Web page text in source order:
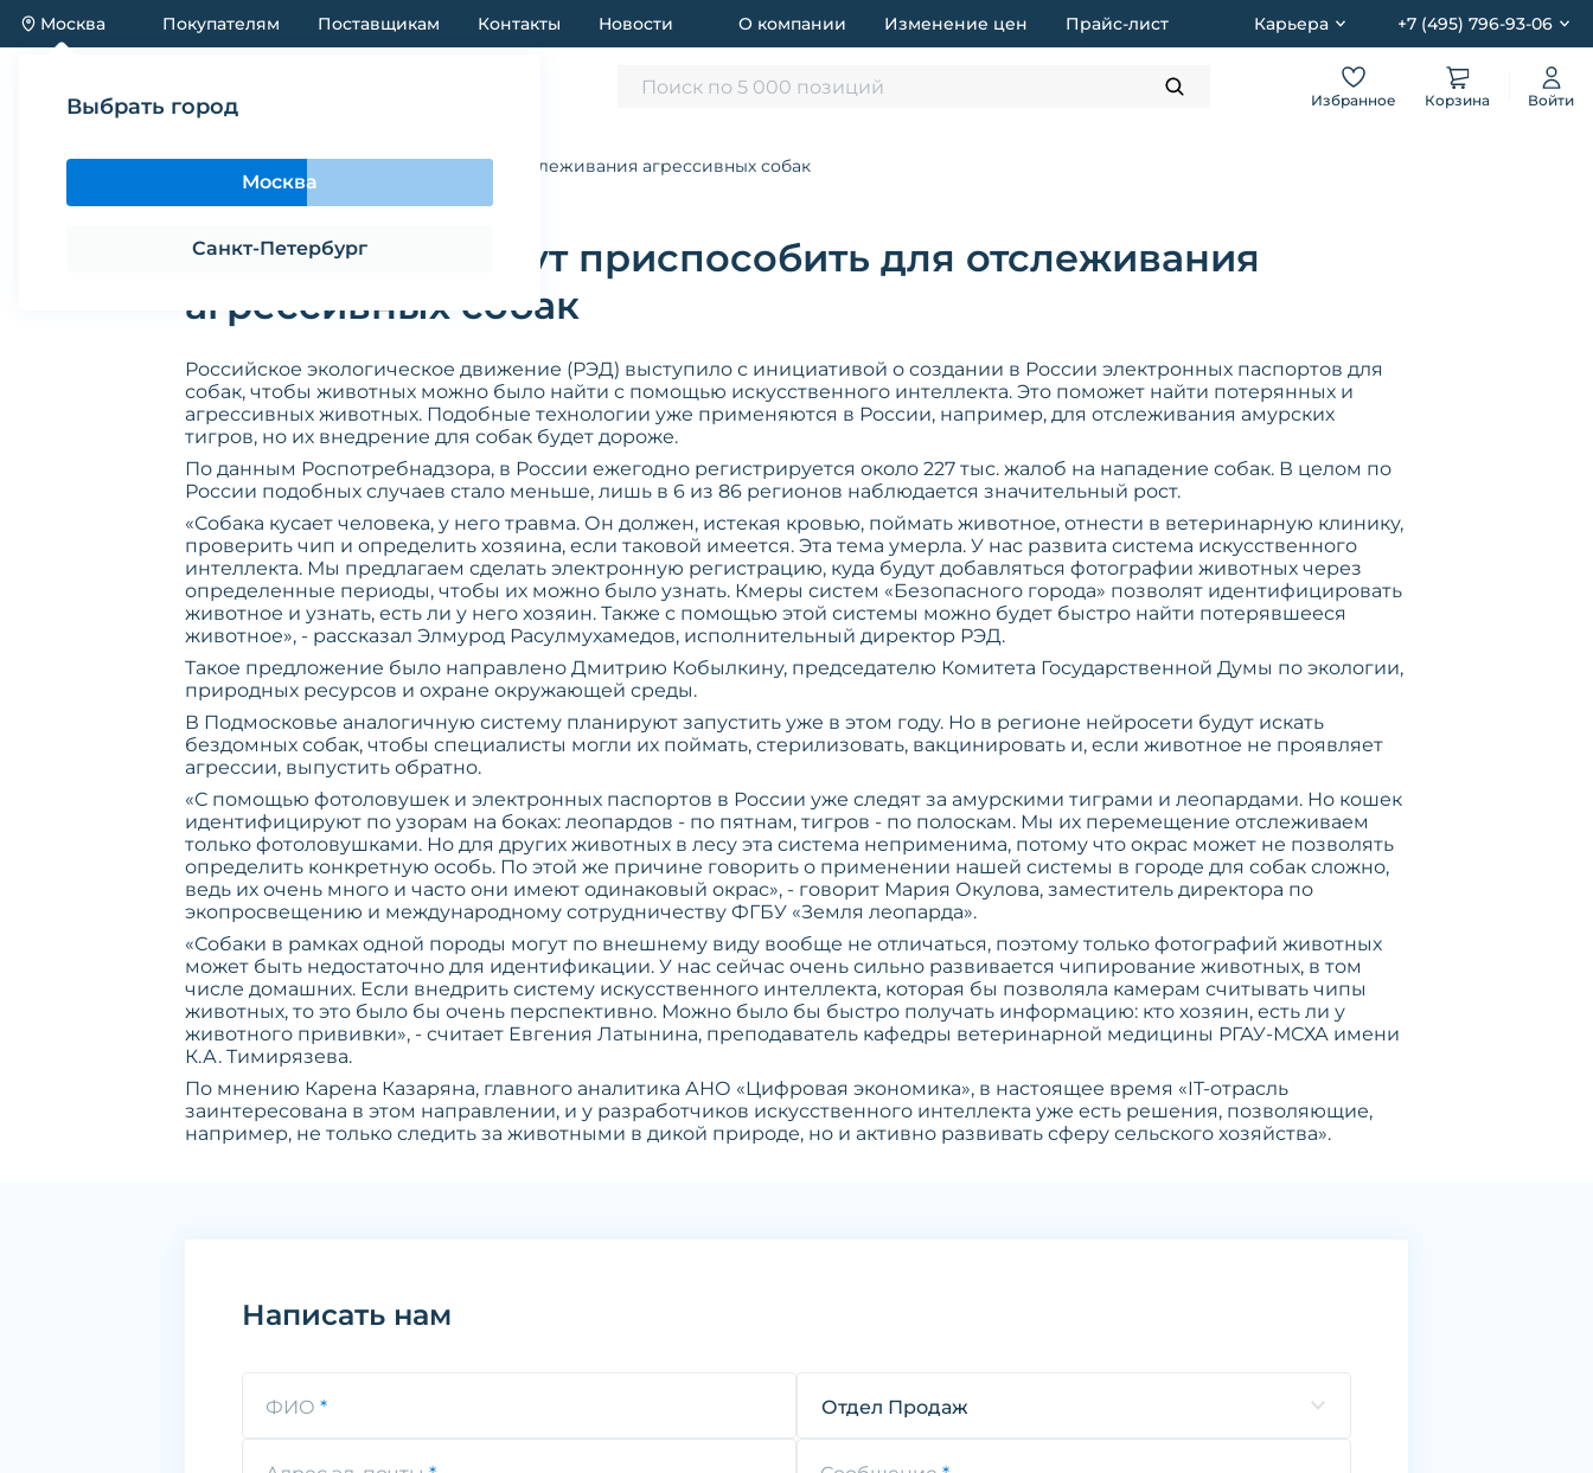
Москва
Выбрать город
Москва
Санкт-Петербург
Покупателям Поставщикам Контакты Новости О компании Изменение цен Прайс-лист Карьера +7 (495) 796-93-06
Поиск по 5 000 позиций
Избранное Корзина Войти
Новости ИИ в России могут приспособить для отслеживания агрессивных собак
ИИ в России могут приспособить для отслеживания
агрессивных собак
Российское экологическое движение (РЭД) выступило с инициативой о создании в России электронных паспортов для
собак, чтобы животных можно было найти с помощью искусственного интеллекта. Это поможет найти потерянных и
агрессивных животных. Подобные технологии уже применяются в России, например, для отслеживания амурских
тигров, но их внедрение для собак будет дороже.
По данным Роспотребнадзора, в России ежегодно регистрируется около 227 тыс. жалоб на нападение собак. В целом по
России подобных случаев стало меньше, лишь в 6 из 86 регионов наблюдается значительный рост.
«Собака кусает человека, у него травма. Он должен, истекая кровью, поймать животное, отнести в ветеринарную клинику,
проверить чип и определить хозяина, если таковой имеется. Эта тема умерла. У нас развита система искусственного
интеллекта. Мы предлагаем сделать электронную регистрацию, куда будут добавляться фотографии животных через
определенные периоды, чтобы их можно было узнать. Кмеры систем «Безопасного города» позволят идентифицировать
животное и узнать, есть ли у него хозяин. Также с помощью этой системы можно будет быстро найти потерявшееся
животное», - рассказал Элмурод Расулмухамедов, исполнительный директор РЭД.
Такое предложение было направлено Дмитрию Кобылкину, председателю Комитета Государственной Думы по экологии,
природных ресурсов и охране окружающей среды.
В Подмосковье аналогичную систему планируют запустить уже в этом году. Но в регионе нейросети будут искать
бездомных собак, чтобы специалисты могли их поймать, стерилизовать, вакцинировать и, если животное не проявляет
агрессии, выпустить обратно.
«С помощью фотоловушек и электронных паспортов в России уже следят за амурскими тиграми и леопардами. Но кошек
идентифицируют по узорам на боках: леопардов - по пятнам, тигров - по полоскам. Мы их перемещение отслеживаем
только фотоловушками. Но для других животных в лесу эта система неприменима, потому что окрас может не позволять
определить конкретную особь. По этой же причине говорить о применении нашей системы в городе для собак сложно,
ведь их очень много и часто они имеют одинаковый окрас», - говорит Мария Окулова, заместитель директора по
экопросвещению и международному сотрудничеству ФГБУ «Земля леопарда».
«Собаки в рамках одной породы могут по внешнему виду вообще не отличаться, поэтому только фотографий животных
может быть недостаточно для идентификации. У нас сейчас очень сильно развивается чипирование животных, в том
числе домашних. Если внедрить систему искусственного интеллекта, которая бы позволяла камерам считывать чипы
животных, то это было бы очень перспективно. Можно было бы быстро получать информацию: кто хозяин, есть ли у
животного прививки», - считает Евгения Латынина, преподаватель кафедры ветеринарной медицины РГАУ-МСХА имени
К.А. Тимирязева.
По мнению Карена Казаряна, главного аналитика АНО «Цифровая экономика», в настоящее время «IT-отрасль
заинтересована в этом направлении, и у разработчиков искусственного интеллекта уже есть решения, позволяющие,
например, не только следить за животными в дикой природе, но и активно развивать сферу сельского хозяйства».
Написать нам
ФИО Отдел Продаж